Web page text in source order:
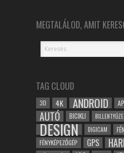
MEGTALÁLOD, AMIT
TAG CLOUD
3D 4K ANDROID
AUTÓ BICIKLI
DESIGN DIGICAM
FÉNYKÉPEZŐGÉP GPS